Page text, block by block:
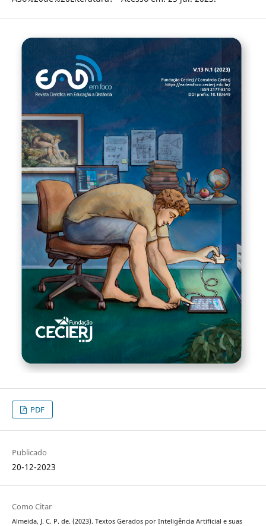
PDF
Publicado
20-12-2023
Como Citar
Almeida, J. C. P. de. (2023). Textos Gerados por Inteligência Artificial e suas